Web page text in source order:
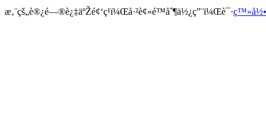
æ‚¨çš„è®¿é—®è¿‡äºŽé¢‘ç¹ï¼Œå·²è¢«é™åˆ¶ä½¿ç”¨ï¼Œè¯·ç™»å½•